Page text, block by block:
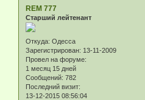
REM 777
Старший лейтенант
Откуда: Одесса
Зарегистрирован: 13-11-2009
Провел на форуме:
1 месяц 15 дней
Сообщений: 782
Последний визит:
13-12-2015 08:56:04